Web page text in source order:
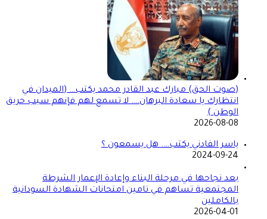
(صوت الحق) مبارك عبد القادر محمد يكتب… (الميدان في
انتظارك يا سعادة البرهان…. لا تسمع لهم فإنهم سبب حريق
الوطن )
2026-08-08
ياسر الفادني يكتب…. هل يسمعون ؟
2024-09-24
بعد نجاحها في مرحلة البناء وإعادة الإعمار الشرطة
المجتمعية تساهم في تامين امتحانات الشهادة السودانية
بالكاملين
2026-04-01